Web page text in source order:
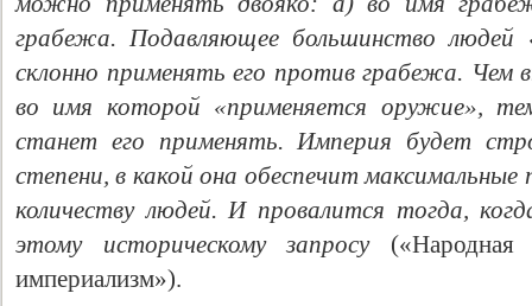
грабежа. Подавляющее большинство людей
склонно применять его против грабежа. Чем
во имя которой «применяется оружие»,
станет его применять. Империя будет
степени, в какой она обеспечит
количеству людей. И провалится тогда,
этому историческому запросу («Народная
империализм»).